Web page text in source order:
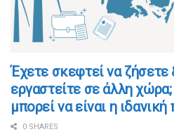
​​Έχετε σκεφτεί να ζήσετε
εργαστείτε σε άλλη
μπορεί να είναι η
0 SHARES